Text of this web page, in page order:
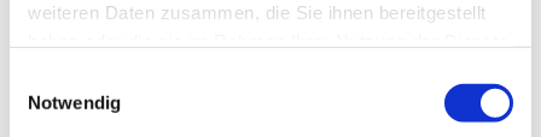
weiteren Daten zusammen, die Sie ihnen bereitgestellt
Notwendig
Dies könnte Sie auch
interessieren